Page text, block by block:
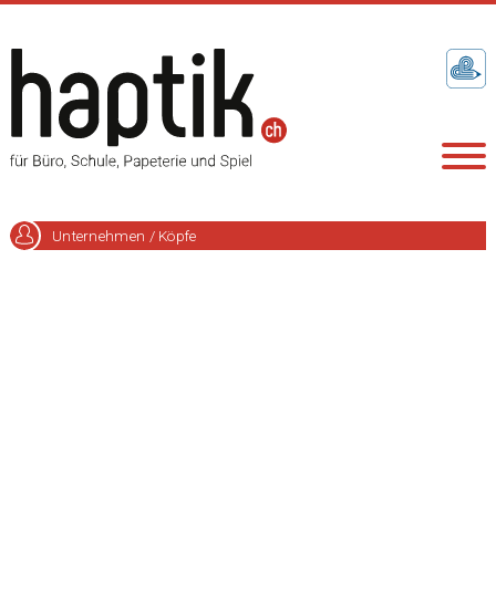
Unternehmen / Köpfe